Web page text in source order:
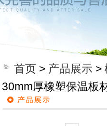
首页 > 产品展示 >
30mm厚橡塑保温板